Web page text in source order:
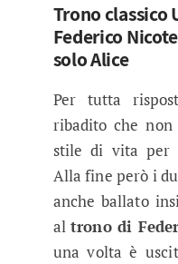
Trono classico
Federico
solo Alice
Per tutta
ribadito che
stile di vita per
Alla fine però i
anche ballato
altrono di
una volta è